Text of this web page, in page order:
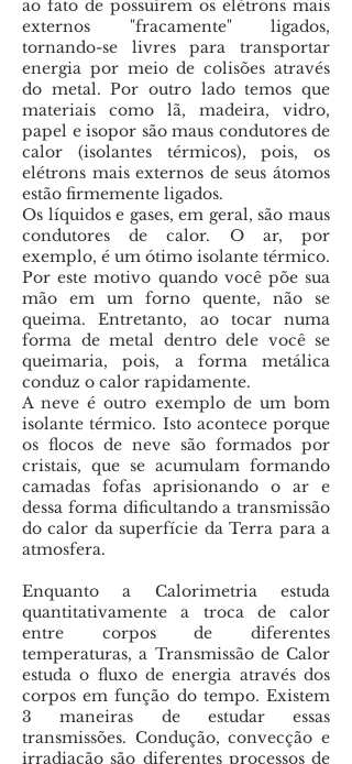
ao fato de possuírem os elétrons mais
externos "fracamente" ligados,
tornando-se livres para transportar
energia por meio de colisões através
do metal. Por outro lado temos que
materiais como lã, madeira, vidro,
papel e isopor são maus condutores de
calor (isolantes térmicos), pois, os
elétrons mais externos de seus átomos
estão firmemente ligados.
Os líquidos e gases, em geral, são maus
condutores de calor. O ar, por
exemplo, é um ótimo isolante térmico.
Por este motivo quando você põe sua
mão em um forno quente, não se
queima. Entretanto, ao tocar numa
forma de metal dentro dele você se
queimaria, pois, a forma metálica
conduz o calor rapidamente.
A neve é outro exemplo de um bom
isolante térmico. Isto acontece porque
os flocos de neve são formados por
cristais, que se acumulam formando
camadas fofas aprisionando o ar e
dessa forma dificultando a transmissão
do calor da superfície da Terra para a
atmosfera.
Enquanto a Calorimetria estuda
quantitativamente a troca de calor
entre corpos de diferentes
temperaturas, a Transmissão de Calor
estuda o fluxo de energia através dos
corpos em função do tempo. Existem
3 maneiras de estudar essas
transmissões. Condução, convecção e
irradiação são diferentes processos de